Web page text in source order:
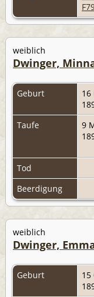
weiblich
Dwinger,
Geburt
16
Taufe
9
Tod
Beerdigung
weiblich
Dwinger,
Geburt
15